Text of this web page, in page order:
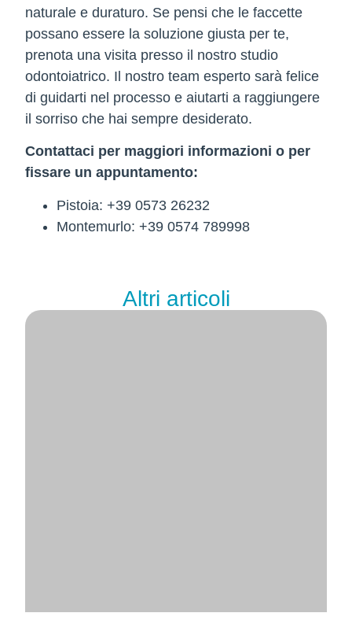
naturale e duraturo. Se pensi che le faccette
possano essere la soluzione giusta per te,
prenota una visita presso il nostro studio
odontoiatrico. Il nostro team esperto sarà felice
di guidarti nel processo e aiutarti a raggiungere
il sorriso che hai sempre desiderato.
Contattaci per maggiori informazioni o per
fissare un appuntamento:
Pistoia: +39 0573 26232
Montemurlo: +39 0574 789998
Altri articoli